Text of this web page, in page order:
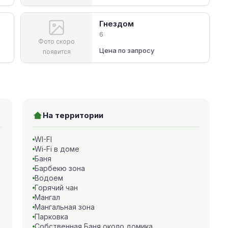
Фото скоро
появится
Гнездом
6
Цена по запросу
На территории
WI-FI
Wi-Fi в доме
Баня
Барбекю зона
Водоем
Горячий чан
Мангал
Мангальная зона
Парковка
Собственная Баня около домика